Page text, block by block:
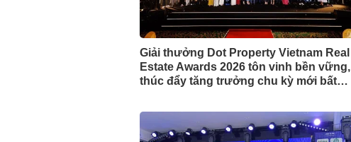
Giải thưởng Dot Property Vietnam Real
Estate Awards 2026 tôn vinh bền vững,
thúc đẩy tăng trưởng chu kỳ mới bất